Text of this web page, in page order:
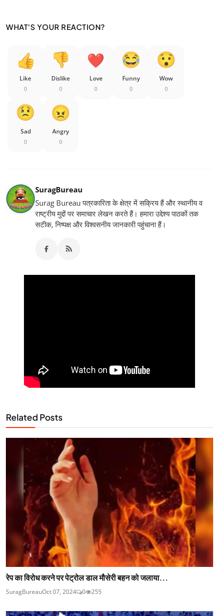
WHAT'S YOUR REACTION?
Like
0
Dislike
0
Love
0
Funny
0
Wow
0
Sad
0
Angry
0
SuragBureau
Surag Bureau पत्रकारिता के क्षेत्र में सक्रिय हैं और स्थानीय व
राष्ट्रीय मुद्दों पर समाचार लेखन करते हैं। हमारा उद्देश्य पाठकों तक
सटीक, निष्पक्ष और विश्वसनीय जानकारी पहुंचाना हैं।
Related Posts
रेप का विरोध करने पर पेट्रोल डाल मौसेरी बहन को जलाया...
SuragBureauOct 07, 2024 0 255